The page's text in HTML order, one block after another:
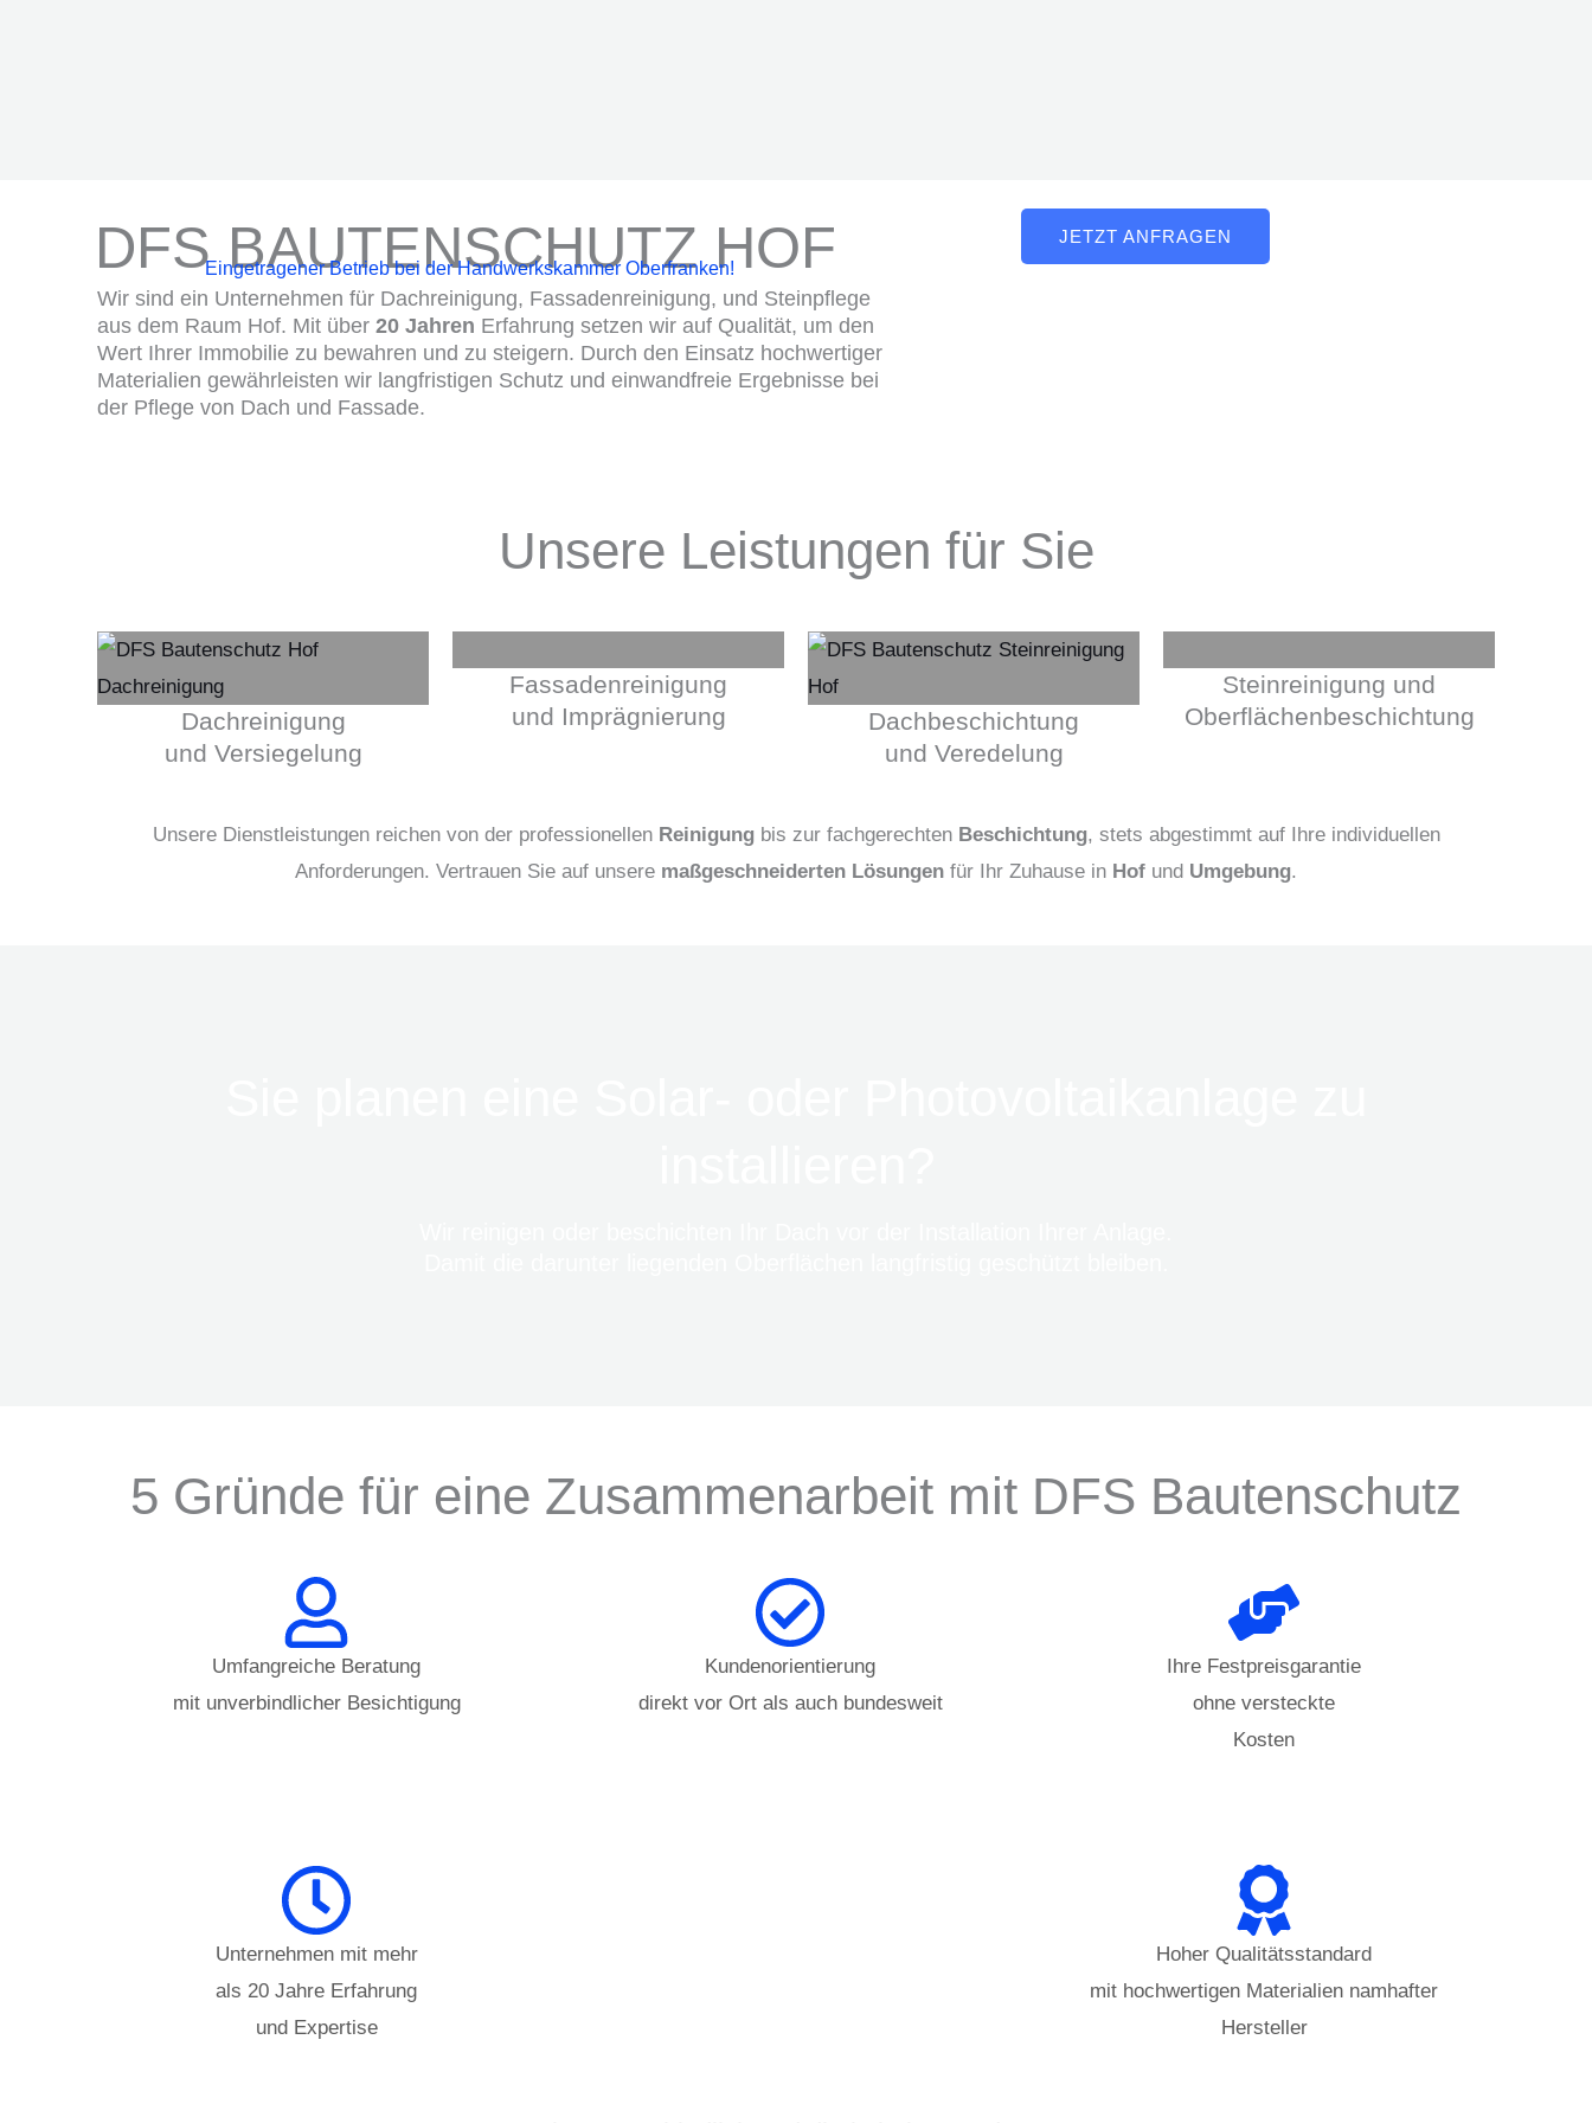
DFS BAUTENSCHUTZ HOF
Eingetragener Betrieb bei der Handwerkskammer Oberfranken!
Wir sind ein Unternehmen für Dachreinigung, Fassadenreinigung, und Steinpflege
aus dem Raum Hof. Mit über 20 Jahren Erfahrung setzen wir auf Qualität, um den
Wert Ihrer Immobilie zu bewahren und zu steigern. Durch den Einsatz hochwertiger
Materialien gewährleisten wir langfristigen Schutz und einwandfreie Ergebnisse bei
der Pflege von Dach und Fassade.
JETZT ANFRAGEN
Unsere Leistungen für Sie
Dachreinigung
und Versiegelung
Fassadenreinigung
und Imprägnierung
Dachbeschichtung
und Veredelung
Steinreinigung und
Oberflächenbeschichtung
Unsere Dienstleistungen reichen von der professionellen Reinigungbis zur fachgerechten Beschichtung, stets abgestimmt auf Ihre individuellen
Anforderungen. Vertrauen Sie auf unsere maßgeschneiderten Lösungen für Ihr Zuhause in Hof und Umgebung.
5 Gründe für eine Zusammenarbeit mit DFS Bautenschutz
Umfangreiche Beratung
mit unverbindlicher Besichtigung
Kundenorientierung
direkt vor Ort als auch bundesweit
Ihre Festpreisgarantie
ohne versteckte
Kosten
Unternehmen mit mehr
als 20 Jahre Erfahrung
und Expertise
Hoher Qualitätsstandard
mit hochwertigen Materialien namhafter
Hersteller